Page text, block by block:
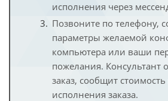
исполнения через
Позвоните по телефону,
параметры желаемой
компьютера или ваши
пожелания. Консультант
заказ, сообщит
исполнения заказа.